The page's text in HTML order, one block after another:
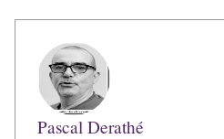
Pascal Derathé